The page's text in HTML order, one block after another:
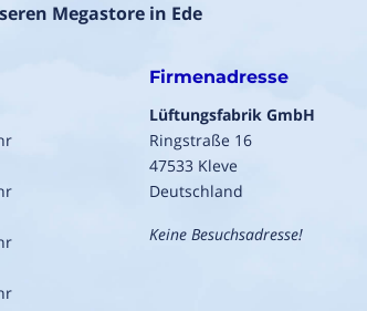
Megastore in Ede
Firmenadresse
Lüftungsfabrik GmbH
Ringstraße 16
47533 Kleve
Deutschland
Keine Besuchsadresse!